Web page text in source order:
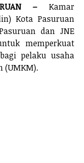
– Kamar
Kota Pasuruan
dan JNE
memperkuat
pelaku usaha
(UMKM).